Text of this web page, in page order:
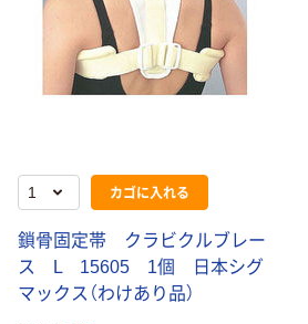
カゴに入れる
鎖骨固定帯 クラビクルブレー
ス L 15605 1個 日本シグ
マックス（わけあり品）